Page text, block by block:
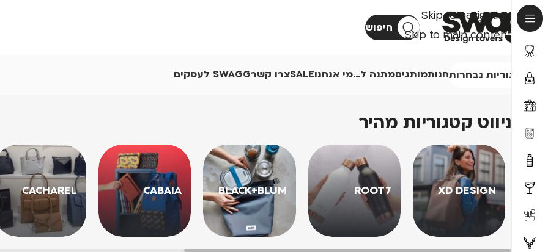
Skip to navigation
Skip to main content
חיפוש
קטגוריות נבחרותחנותמותגיםמתנה ל…מי אנחנוSALEצרו קשרSWAGG לעסקים
ניווט קטגוריות מהיר
XD DESIGN
ROOT7
BLACK+BLUM
CABAIA
CACHAREL